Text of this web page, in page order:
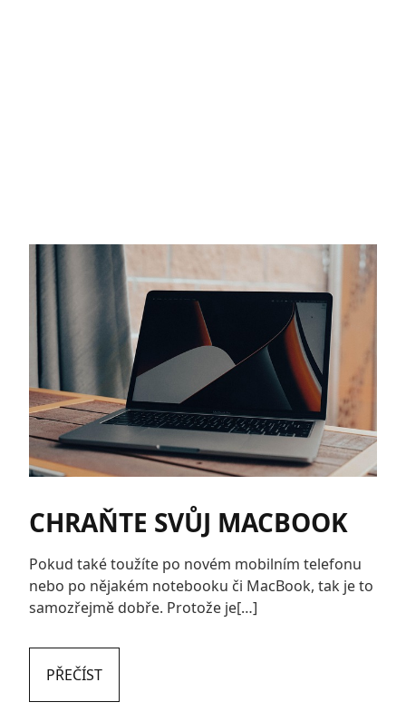
CHRAŇTE SVŮJ MACBOOK
Pokud také toužíte po novém mobilním telefonu
nebo po nějakém notebooku či MacBook, tak je to
samozřejmě dobře. Protože je[…]
PŘEČÍST